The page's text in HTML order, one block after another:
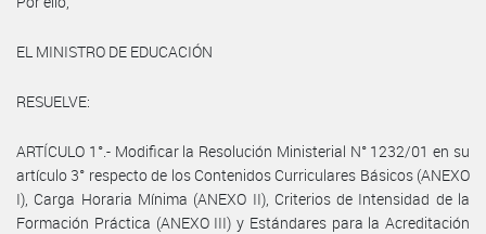
EL MINISTRO DE EDUCACIÓN
RESUELVE:
ARTÍCULO 1°.- Modificar la Resolución Ministerial N° 1232/01 en su
artículo 3° respecto de los Contenidos Curriculares Básicos (ANEXO
I), Carga Horaria Mínima (ANEXO II), Criterios de Intensidad de la
Formación Práctica (ANEXO III) y Estándares para la Acreditación